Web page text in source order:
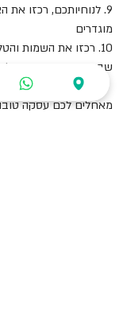
9. לנוחיותכם, רכזו את
מוגדרים
10. רכזו את השמות
שביקר/התעניין בדירה
מאחלים לכם עסקה